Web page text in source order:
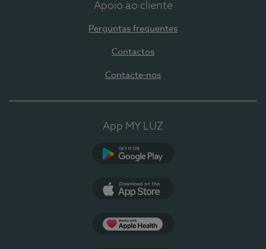
Apoio ao cliente
Perguntas frequentes
Contactos
Contacte-nos
App MY LUZ